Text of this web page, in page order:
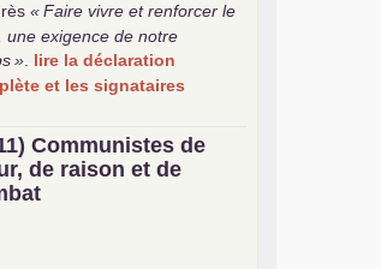
«Faire vivre et renforcer le
, une exigence de notre
» lire la déclaration
et les signataires
Communistes de
de raison et de